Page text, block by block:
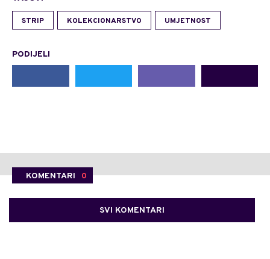
STRIP KOLEKCIONARSTVO UMJETNOST
PODIJELI
KOMENTARI 0
SVI KOMENTARI